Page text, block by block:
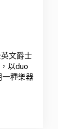
文爵士
以duo
一種樂器